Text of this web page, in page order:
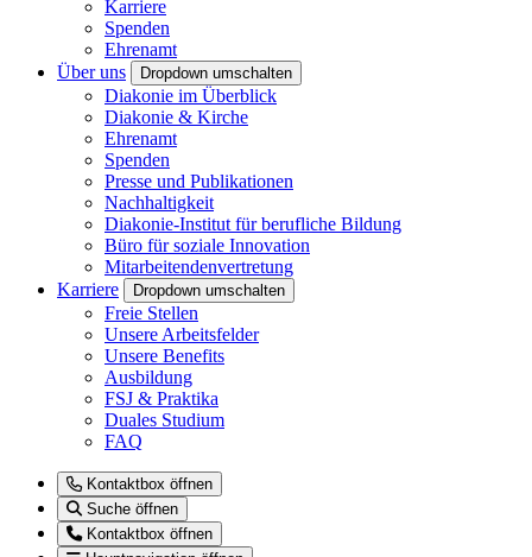
Karriere
Spenden
Ehrenamt
Über uns
Dropdown umschalten
Diakonie im Überblick
Diakonie & Kirche
Ehrenamt
Spenden
Presse und Publikationen
Nachhaltigkeit
Diakonie-Institut für berufliche Bildung
Büro für soziale Innovation
Mitarbeitendenvertretung
Karriere
Dropdown umschalten
Freie Stellen
Unsere Arbeitsfelder
Unsere Benefits
Ausbildung
FSJ & Praktika
Duales Studium
FAQ
Kontaktbox öffnen
Suche öffnen
Kontaktbox öffnen